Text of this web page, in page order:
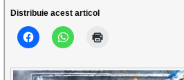
Distribuie acest articol